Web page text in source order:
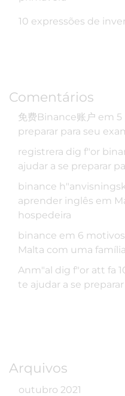
10 expressões de
Comentários
免费Binance账户 em 5
preparar para seu
registrera dig f"or
ajudar a se preparar
binance
aprender inglês em
hospedeira
binance em 6
Malta com uma
Anm"al dig f"or att fa
te ajudar a se
Arquivos
outubro 2021